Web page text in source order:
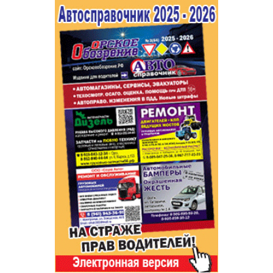
Строительство и ремонт
Авто и мото
Рестораны, кафе, бары
Развлечения и отдых
Спорт Фитнес
Недвижимость
Красота Косметология
Телекоммуникации и связь
Торговля
Бизнес и финансы
Юристы, Экспертиза, Страхование
Ремонт
Социальные организации
Это интересно
Администрация
Популярное →
Строительство и ремонт